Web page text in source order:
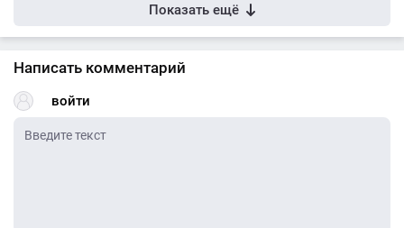
Показать ещё
Написать комментарий
войти